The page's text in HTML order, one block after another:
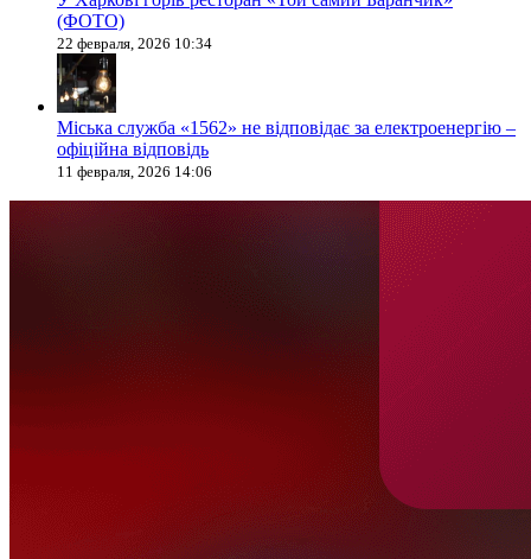
(ФОТО)
22 февраля, 2026 10:34
Міська служба «1562» не відповідає за електроенергію –
офіційна відповідь
11 февраля, 2026 14:06